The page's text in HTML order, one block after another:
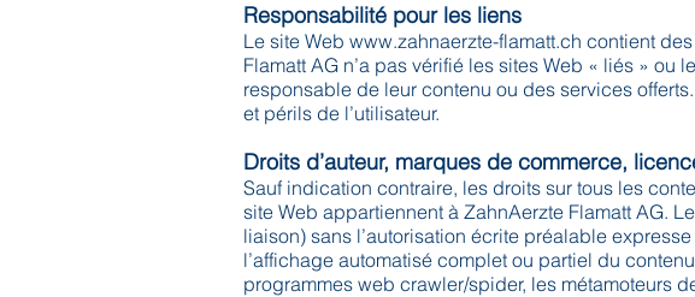
Responsabilité pour les liens
Le site Web www.zahnaerzte-flamatt.ch contient
Flamatt AG n’a pas vérifié les sites Web « liés » ou
responsable de leur contenu ou des services
et périls de l’utilisateur.
Droits d’auteur, marques de commerce,
Sauf indication contraire, les droits sur tous les
site Web appartiennent à ZahnAerzte Flamatt AG.
liaison) sans l’autorisation écrite préalable
l’affichage automatisé complet ou partiel du
programmes web crawler/spider, les métamoteurs